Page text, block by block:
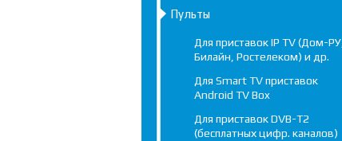
Пульты
Для приставок IP TV (Дом-РУ,
Билайн, Ростелеком) и др.
Для Smart TV приставок
Android TV Box
Для приставок DVB-T2
(бесплатных цифр. каналов)